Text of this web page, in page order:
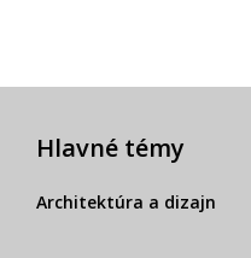
Hlavné témy
Architektúra a dizajn